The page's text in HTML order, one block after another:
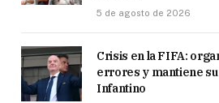
5 de agosto de 2026
Crisis en la FIFA:
errores y mantiene
Infantino